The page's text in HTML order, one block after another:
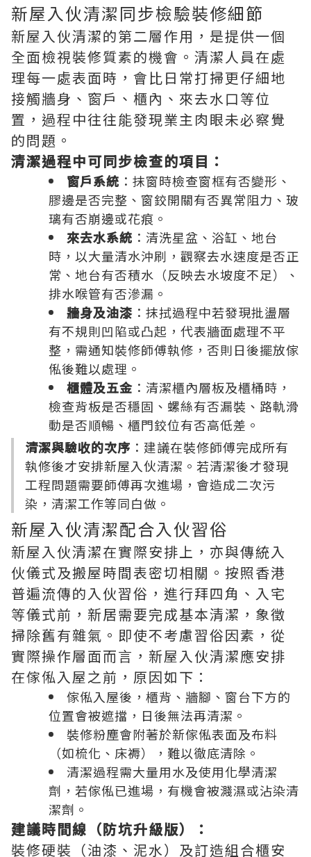
新屋入伙清潔同步檢驗裝修細節
新屋入伙清潔的第二層作用，是提供一個
全面檢視裝修質素的機會。清潔人員在處
理每一處表面時，會比日常打掃更仔細地
接觸牆身、窗戶、櫃內、來去水口等位
置，過程中往往能發現業主肉眼未必察覺
的問題。
清潔過程中可同步檢查的項目：
窗戶系統 ：抹窗時檢查窗框有否變形、
膠邊是否完整、窗鉸開關有否異常阻力、玻
璃有否崩邊或花痕。
來去水系統 ：清洗星盆、浴缸、地台
時，以大量清水沖刷，觀察去水速度是否正
常、地台有否積水（反映去水坡度不足）、
排水喉管有否滲漏。
牆身及油漆 ：抹拭過程中若發現批盪層
有不規則凹陷或凸起，代表牆面處理不平
整，需通知裝修師傅執修，否則日後擺放傢
俬後難以處理。
櫃體及五金 ：清潔櫃內層板及櫃桶時，
檢查背板是否穩固、螺絲有否漏裝、路軌滑
動是否順暢、櫃門鉸位有否高低差。
清潔與驗收的次序 ：建議在裝修師傅完成所有
執修後才安排新屋入伙清潔。若清潔後才發現
工程問題需要師傅再次進場，會造成二次污
染，清潔工作等同白做。
新屋入伙清潔配合入伙習俗
新屋入伙清潔在實際安排上，亦與傳統入
伙儀式及搬屋時間表密切相關。按照香港
普遍流傳的入伙習俗，進行拜四角、入宅
等儀式前，新居需要完成基本清潔，象徵
掃除舊有雜氣。即使不考慮習俗因素，從
實際操作層面而言，新屋入伙清潔應安排
在傢俬入屋之前，原因如下：
傢俬入屋後，櫃背、牆腳、窗台下方的
位置會被遮擋，日後無法再清潔。
裝修粉塵會附著於新傢俬表面及布料
（如梳化、床褥），難以徹底清除。
清潔過程需大量用水及使用化學清潔
劑，若傢俬已進場，有機會被濺濕或沾染清
潔劑。
建議時間線（防坑升級版）：
裝修硬裝（油漆、泥水）及訂造組合櫃安